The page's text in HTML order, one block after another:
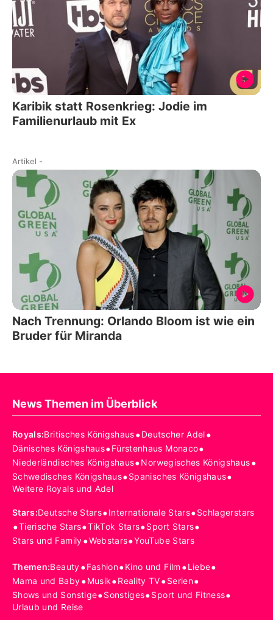
Karibik statt Rosenkrieg: Jodie im
Familienurlaub mit Ex
Artikel -
Nach Trennung: Orlando Bloom ist wie ein
Bruder für Miranda
News Themen im Überblick
Royals:Britisches Königshaus•Deutscher Adel•
Dänisches Königshaus•Fürstenhaus Monaco•
Niederländisches Königshaus•Norwegisches Königshaus•
Schwedisches Königshaus•Spanisches Königshaus•
Weitere Royals und Adel
Stars:Deutsche Stars•Internationale Stars•Schlagerstars
•Tierische Stars•TikTok Stars•Sport Stars•
Stars und Family•Webstars•YouTube Stars
Themen:Beauty•Fashion•Kino und Film •Liebe•
Mama und Baby•Musik•Reality TV•Serien•
Shows und Sonstige•Sonstiges•Sport und Fitness•
Urlaub und Reise